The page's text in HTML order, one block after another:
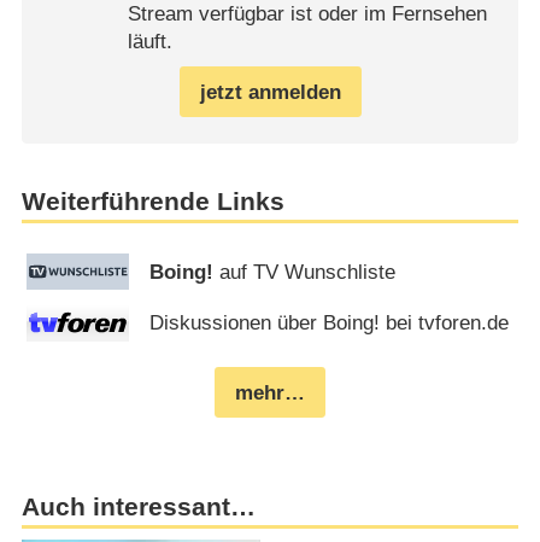
Stream verfügbar ist oder im Fernsehen
läuft.
jetzt anmelden
Weiterführende Links
Boing! auf TV Wunschliste
Diskussionen über Boing! bei tvforen.de
mehr…
Auch interessant…